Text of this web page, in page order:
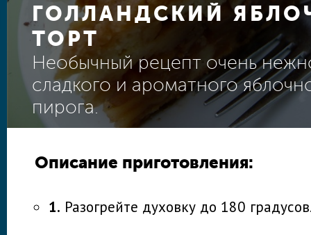
ГОЛЛАНДСКИЙ
ТОРТ
Необычный рецепт очень
сладкого и ароматного
пирога.
Описание приготовления:
1. Разогрейте духовку до 180